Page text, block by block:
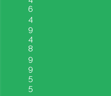
6
4
9
4
8
9
9
5
5